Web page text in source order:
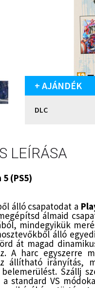
+ AJÁNDÉK
DLC
LEÍRÁSA
(PS5)
álló csapatodat a
álmaid
mindegyikük
álló
át magad
A harc egyszerre
állítható
Szállj
standard VS